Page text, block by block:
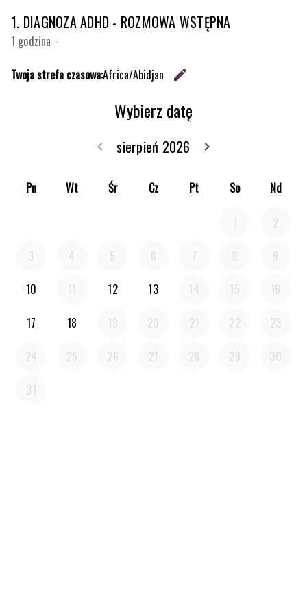
1. DIAGNOZA ADHD - ROZMOWA WSTĘPNA
1 godzina -
Twoja strefa czasowa:Africa/Abidjan
edit
Wybierz datę
sierpień 2026
keyboard_arrow_left
keyboard_arrow_right
Pn
Wt Śr Cz Pt So Nd
1 2
3 4 5 6 7 8 9
10 11 12 13 14 15 16
17 18 19 20 21 22 23
24 25 26 27 28 29 30
31